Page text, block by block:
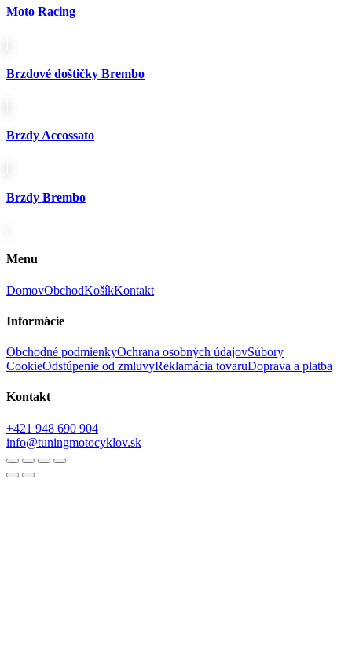
Moto Racing
Brzdové doštičky Brembo
Brzdy Accossato
Brzdy Brembo
Menu
DomovObchodKošíkKontakt
Informácie
Obchodné podmienkyOchrana osobných údajovSúbory
CookieOdstúpenie od zmluvyReklamácia tovaruDoprava a platba
Kontakt
+421 948 690 904
info@tuningmotocyklov.sk